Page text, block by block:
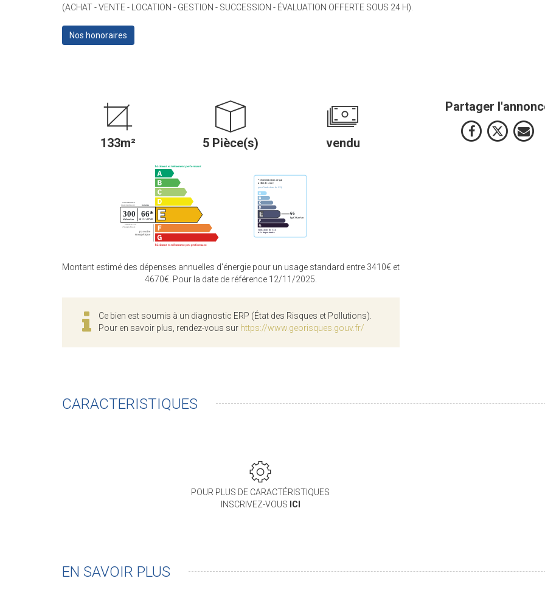
(ACHAT - VENTE - LOCATION - GESTION - SUCCESSION - ÉVALUATION OFFERTE SOUS 24 H).
Nos honoraires
133m² 5 Pièce(s) vendu
Montant estimé des dépenses annuelles d'énergie pour un usage standard entre 3410€ et
4670€. Pour la date de référence 12/11/2025.
Ce bien est soumis à un diagnostic ERP (État des Risques et Pollutions).
Pour en savoir plus, rendez-vous sur https://www.georisques.gouv.fr/
Partager
CARACTERISTIQUES
POUR PLUS DE CARACTÉRISTIQUES
INSCRIVEZ-VOUS ICI
EN SAVOIR PLUS